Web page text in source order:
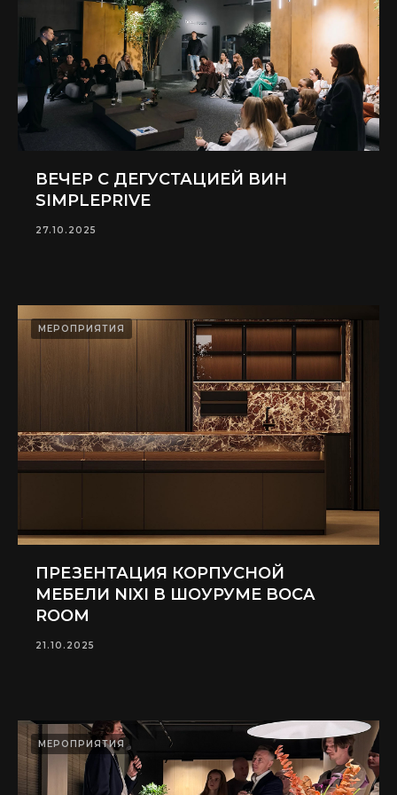
ВЕЧЕР С ДЕГУСТАЦИЕЙ ВИН
SIMPLEPRIVE
27.10.2025
МЕРОПРИЯТИЯ
ПРЕЗЕНТАЦИЯ КОРПУСНОЙ
МЕБЕЛИ NIXI В ШОУРУМЕ BOCA
ROOM
21.10.2025
МЕРОПРИЯТИЯ
Контакты +7 (495) 129-99-20
info@boca.su